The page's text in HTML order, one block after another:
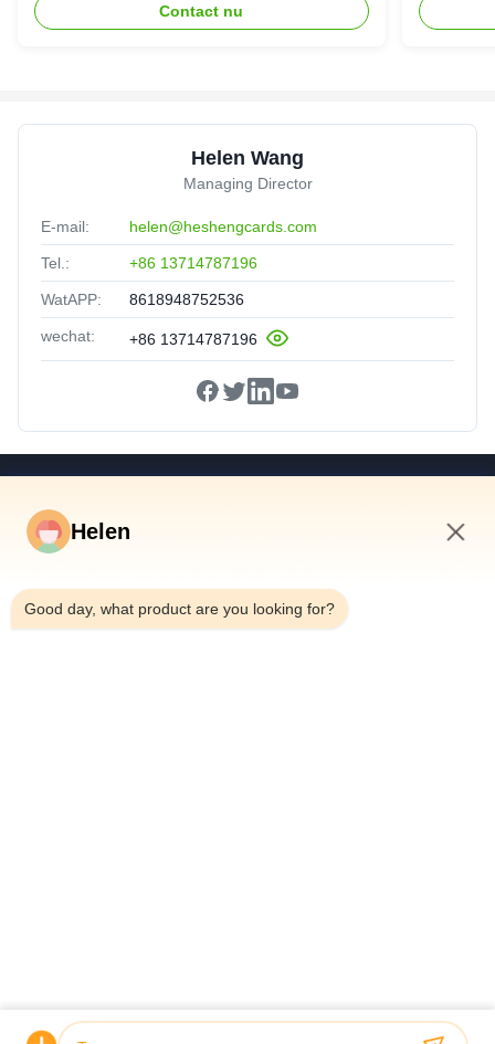
Contact nu
Helen Wang
Managing Director
E-mail: helen@heshengcards.com
Tel.: +86 13714787196
WatAPP: 8618948752536
wechat: +86 13714787196
Video's
Ongeveer Ons
© 2026 Dongguan Hesheng Creative Technology Co., Ltd.. All Rights
Helen
Good day, what product are you looking for?